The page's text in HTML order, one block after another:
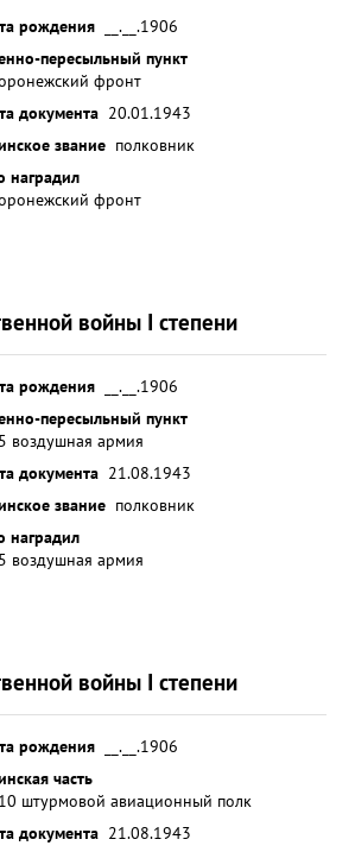
награде ордену КРАСНОЕ
рождения
__.__.1906
пересыльный пункт
фронт
документа 20.01.1943
звание полковник
наградил
фронт
войны I степени
рождения
__.__.1906
пересыльный пункт
воздушная армия
документа 21.08.1943
звание полковник
наградил
воздушная армия
войны I степени
рождения
__.__.1906
часть
штурмовой авиационный полк
документа 21.08.1943